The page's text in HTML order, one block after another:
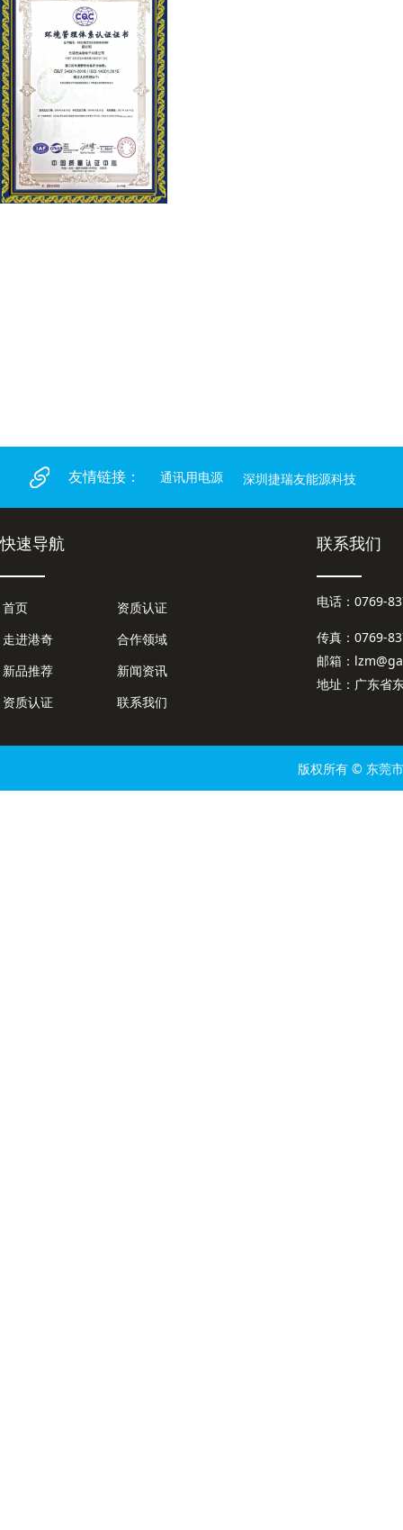
友情链接： 通讯用电源 深圳捷瑞友能源科技
快速导航
首页
走进港奇
新品推荐
资质认证
资质认证
合作领域
新闻资讯
联系我们
联系我们
电话：
传真：0769-
邮箱：
地址：广东省
版权所有 © 东